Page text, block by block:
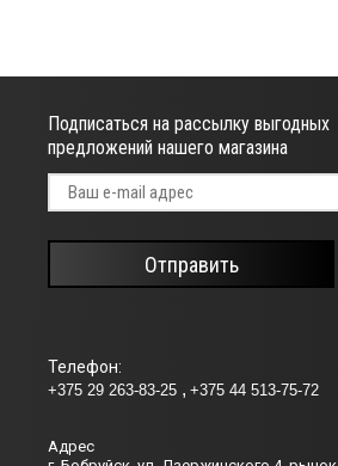
Телефон:
+375 29 263-83-25 +375 44 513-75-72
Адрес
Подписаться на рассылку выгодных
предложений нашего магазина
Отправить